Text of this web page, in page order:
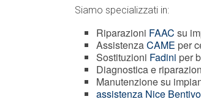
Siamo specializzati in:
Riparazioni FAAC su
AssistenzaCAME per
Sostituzioni Fadini per
Diagnostica e
Manutenzione su
assistenza Nice